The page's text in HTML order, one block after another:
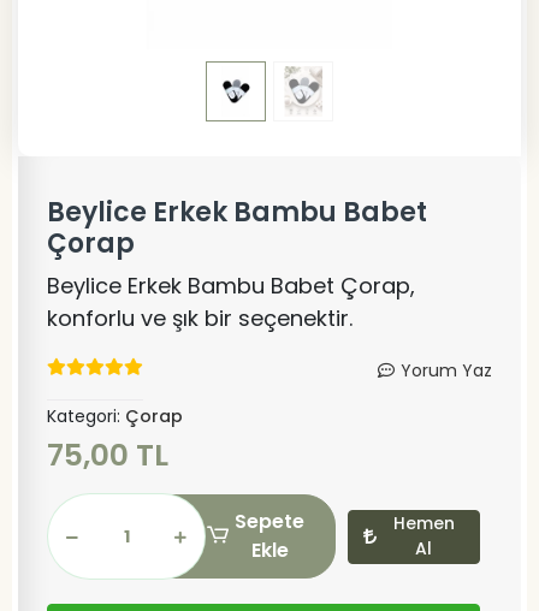
Beylice Erkek Bambu Babet
Çorap
Beylice Erkek Bambu Babet Çorap,
konforlu ve şık bir seçenektir.
Yorum Yaz
Kategori: Çorap
75,00 TL
Sepete
Ekle
Hemen
Al